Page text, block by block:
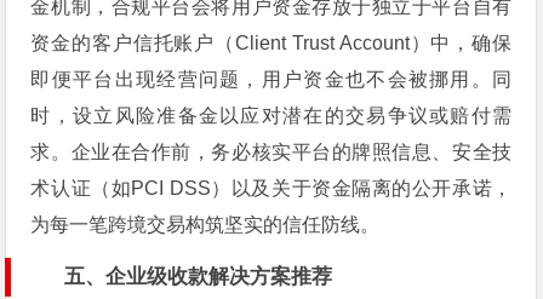
金机制，合规平台会将用户资金存放于独立于平台自有
资金的客户信托账户（Client Trust Account）中，确保
即便平台出现经营问题，用户资金也不会被挪用。同
时，设立风险准备金以应对潜在的交易争议或赔付需
求。企业在合作前，务必核实平台的牌照信息、安全技
术认证（如PCI DSS）以及关于资金隔离的公开承诺，
为每一笔跨境交易构筑坚实的信任防线。
五、企业级收款解决方案推荐